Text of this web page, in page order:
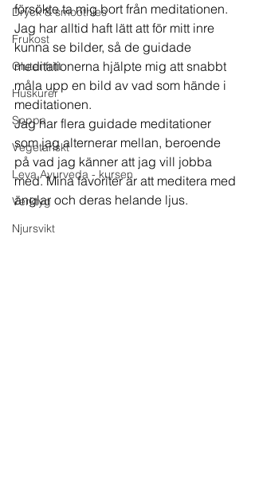
Dryck & smoothies
Frukost
Glutenfritt
Huskurer
Soppa
Vegetariskt
Leva Ayurveda - kursen
Verktyg
Njursvikt
försökte ta mig bort från meditationen.
Jag har alltid haft lätt att för mitt inre
kunna se bilder, så de guidade
meditationerna hjälpte mig att snabbt
måla upp en bild av vad som hände i
meditationen.
Jag har flera guidade meditationer
som jag alternerar mellan, beroende
på vad jag känner att jag vill jobba
med. Mina favoriter är att meditera med
änglar och deras helande ljus.